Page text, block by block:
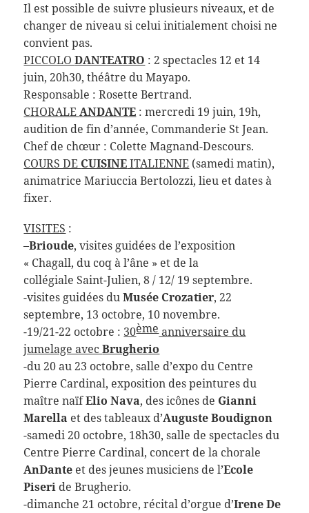
Il est possible de suivre plusieurs niveaux, et de
changer de niveau si celui initialement choisi ne
convient pas.
PICCOLODANTEATRO : 2 spectacles 12 et 14
juin, 20h30, théâtre du Mayapo.
Responsable : Rosette Bertrand.
CHORALEANDANTE : mercredi 19 juin, 19h,
audition de fin d’année, Commanderie St Jean.
Chef de chœur : Colette Magnand-Descours.
COURS DE CUISINEITALIENNE (samedi matin),
animatrice Mariuccia Bertolozzi, lieu et dates à
fixer.
VISITES :
–Brioude, visites guidées de l’exposition
« Chagall, du coq à l’âne » et de la
collégiale Saint-Julien, 8 / 12/ 19 septembre.
-visites guidées duMusée Crozatier, 22
septembre, 13 octobre, 10 novembre.
-19/21-22 octobre : 30èmeanniversaire du
jumelage avecBrugherio
-du 20 au 23 octobre, salle d’expo du Centre
Pierre Cardinal, exposition des peintures du
maître naïfElio Nava, des icônes de Gianni
Marella et des tableaux d’Auguste Boudignon
-samedi 20 octobre, 18h30, salle de spectacles du
Centre Pierre Cardinal, concert de la chorale
AnDante et des jeunes musiciens de l’Ecole
Piseri de Brugherio.
-dimanche 21 octobre, récital d’orgue d’Irene De